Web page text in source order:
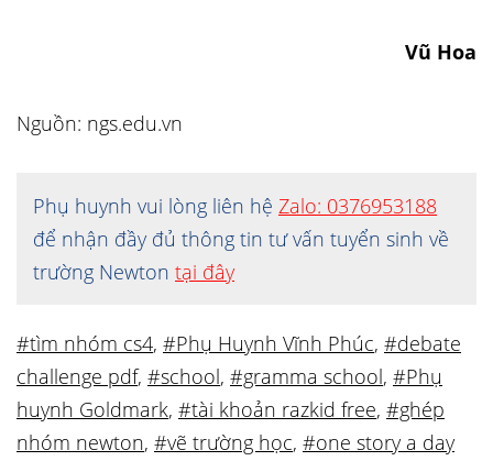
Vũ Hoa
Nguồn: ngs.edu.vn
Phụ huynh vui lòng liên hệ Zalo: 0376953188
để nhận đầy đủ thông tin tư vấn tuyển sinh về
trường Newton tại đây
#tìm nhóm cs4, #Phụ Huynh Vĩnh Phúc, #debate
challenge pdf, #school, #gramma school, #Phụ
huynh Goldmark, #tài khoản razkid free, #ghép
nhóm newton, #vẽ trường học, #one story a day